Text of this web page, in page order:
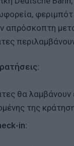
απρόσκοπτη
θα λαμβάνουν
της
in: